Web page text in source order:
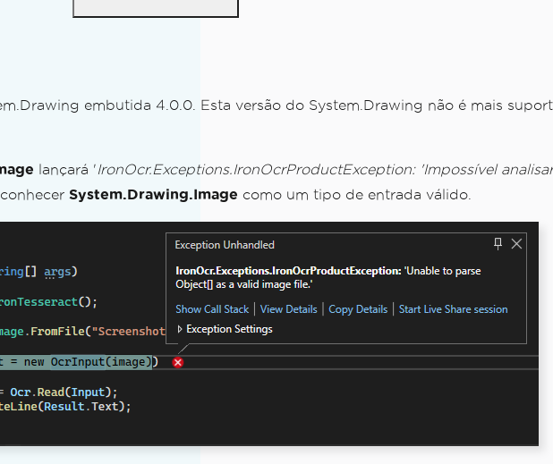
para o IronOCR
IronOCR.
embutida 4.0.0. Esta versão do System.Drawing não é mais
lançará 'IronOcr.Exceptions.IronOcrProductException: 'Impossível
System.Drawing.Image como um tipo de entrada válido.